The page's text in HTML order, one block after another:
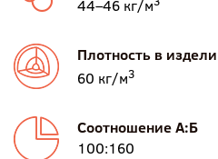
44–46 кг/м
Плотность в
60 кг/м3
Соотношение А:Б
100:160